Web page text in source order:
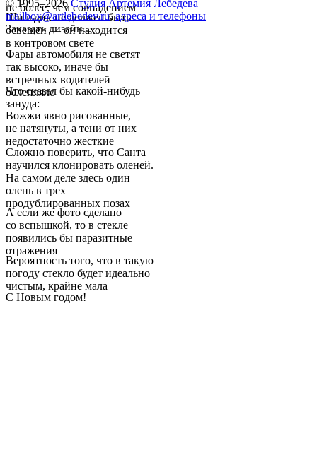
не более, чем совпадением
Шильдик не должен быть
освещен — он находится
в контровом свете
Фары автомобиля не светят
так высоко, иначе бы
встречных водителей
ослепляло
Что сказал бы какой-нибудь
зануда:
Вожжи явно рисованные,
не натянуты, а тени от них
недостаточно жесткие
Сложно поверить, что Санта
научился клонировать оленей.
На самом деле здесь один
олень в трех
продублированных позах
А если же фото сделано
со вспышкой, то в стекле
появились бы паразитные
отражения
Вероятность того, что в такую
погоду стекло будет идеально
чистым, крайне мала
С Новым годом!
© 1995–2026 Студия Артемия Лебедева
mailbox@artlebedev.ru, адреса и телефоны
Заказать дизайн...